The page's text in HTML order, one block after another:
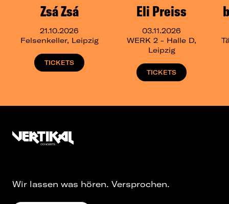
Zsá Zsá
21.10.2026
Felsenkeller, Leipzig
TICKETS
Eli Preiss
03.11.2026
WERK 2 - Halle D,
Leipzig
TICKETS
Wir lassen was hören. Versprochen.